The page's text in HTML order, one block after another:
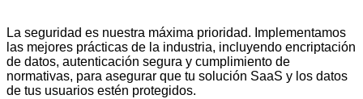
La seguridad es nuestra máxima prioridad. Implementamos
las mejores prácticas de la industria, incluyendo encriptación
de datos, autenticación segura y cumplimiento de
normativas, para asegurar que tu solución SaaS y los datos
de tus usuarios estén protegidos.